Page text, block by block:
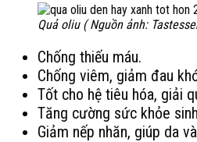
Quả oliu ( Nguồn ảnh:
Chống thiếu máu.
Chống viêm, giảm đau
Tốt cho hệ tiêu hóa, giải
Tăng cường sức khỏe
Giảm nếp nhăn, giúp da